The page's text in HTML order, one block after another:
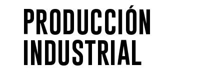
PRODUCCIÓN
INDUSTRIAL